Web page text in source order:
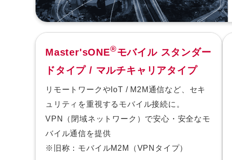
Master'sONE®モバイル スタンダー
ドタイプ / マルチキャリアタイプ
リモートワークやIoT / M2M通信など、セキ
ュリティを重視するモバイル接続に。
VPN（閉域ネットワーク）で安心・安全なモ
バイル通信を提供
※旧称：モバイルM2M（VPNタイプ）